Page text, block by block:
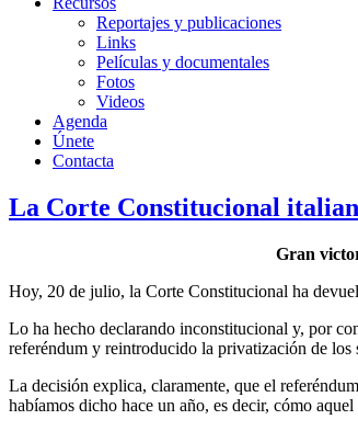
Reportajes y publicaciones
Links
Películas y documentales
Fotos
Videos
Agenda
Únete
Contacta
La Corte Constitucional
Gran
Hoy, 20 de julio, la Corte Constitucional ha
Lo ha hecho declarando inconstitucional y, por
referéndum y reintroducido la privatización de los
La decisión explica, claramente, que el
habíamos dicho hace un año, es decir, cómo